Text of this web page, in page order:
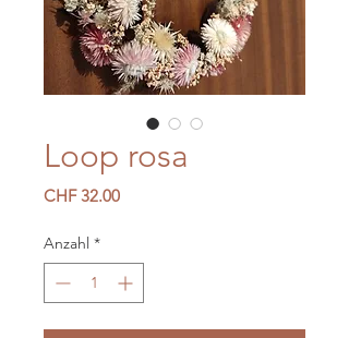
Loop rosa
CHF 32.00Preis
Anzahl *